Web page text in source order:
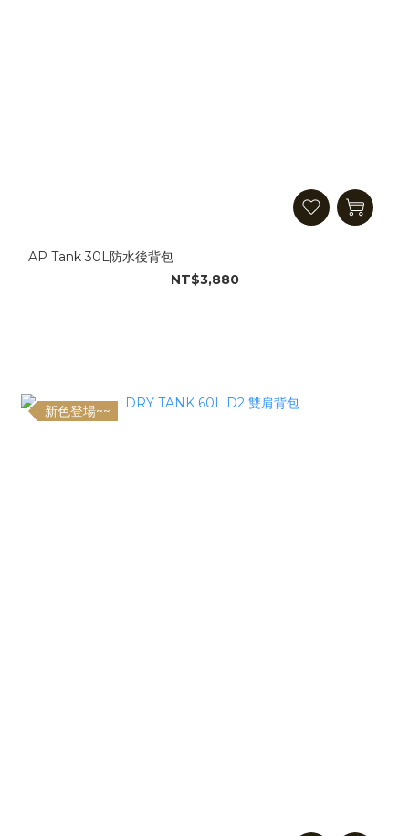
AP Tank 30L防水後背包
NT$3,880
新色登場~~